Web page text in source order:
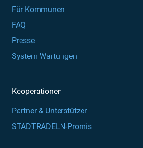
Für Kommunen
FAQ
Presse
System Wartungen
Kooperationen
Partner & Unterstützer
STADTRADELN-Promis